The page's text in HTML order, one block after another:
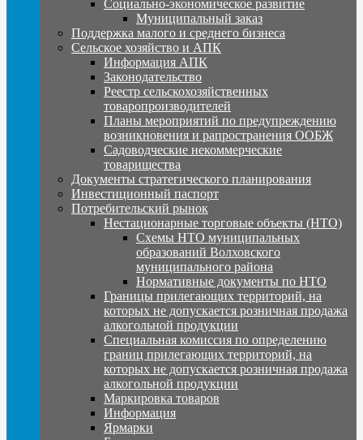
Социально-экономическое развитие
Муниципальный заказ
Поддержка малого и среднего бизнеса
Сельское хозяйство и АПК
Информация АПК
Законодательство
Реестр сельскохозяйственных
товаропроизводителей
Планы мероприятий по предупреждению
возникновения и рапространения ООБЖ
Садоводческие некоммерческие
товарищества
Документы стратегического планирования
Инвестиционный паспорт
Потребительский рынок
Нестационарные торговые объекты (НТО)
Схемы НТО муниципальных
образований Волховского
муниципального района
Нормативные документы по НТО
Границы прилегающих территорий, на
которых не допускается розничная продажа
алкогольной продукции
Специальная комиссия по определению
границ прилегающих территорий, на
которых не допускается розничная продажа
алкогольной продукции
Маркировка товаров
Информация
Ярмарки